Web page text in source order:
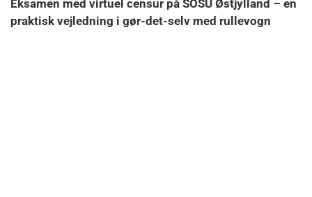
Eksamen med virtuel censur på SOSU Østjylland – en
praktisk vejledning i gør-det-selv med rullevogn